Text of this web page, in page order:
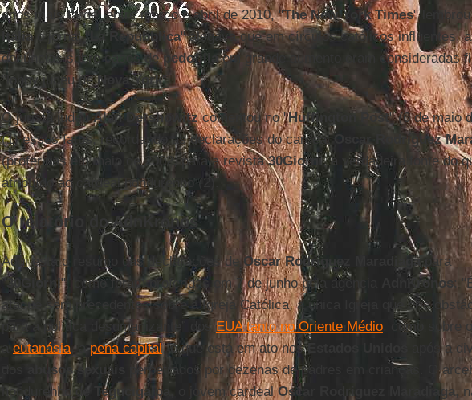
anos mais tarde, entre março e abril de 2010, "The New York Times"
Itáliao jornal "La Repubblica" alegava que em círculos católicos influentes,
denúncias sobre casos depedofiliaem grande aumento eram consideradas
"lobby judeu deNova York”.
O jurista judeuAlan Dershowitzcomentou no "Huffington Post" (6 de maio
(1) esses fatos, recordando as declarações do cardeal Oscar Rodríguez
(proferidas em maio de 2002, para a revista30Giorni, a verdadeira fonte do
atribuído ao cardeal hondurenho (2).
O relatório do AdnKronos
Aqui está o resumo das declarações deOscar Rodríguez Maradiagapara
"30Giorni", como foram proferidas em 7 de junho pela agência AdnKronos:
ataque sem precedentes sobre a Igreja Católica, a única Igreja que cria
para a política desumanizante” dos EUA tanto no Oriente Médio, como sobre
a eutanásia, apena capital, o que está em ato nosEstados Unidos
após a
abusos sexuais
perpetrados por dezenas de padres em crianças. O
hondurenho de
Tegucigalpa , o jovem cardealOscar Rodriguez Maradiaga,